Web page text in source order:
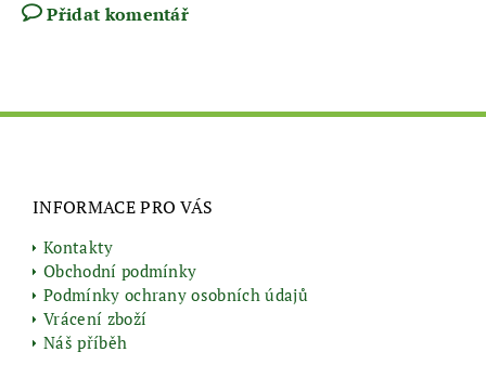
Přidat komentář
INFORMACE PRO VÁS
Kontakty
Obchodní podmínky
Podmínky ochrany osobních údajů
Vrácení zboží
Náš příběh